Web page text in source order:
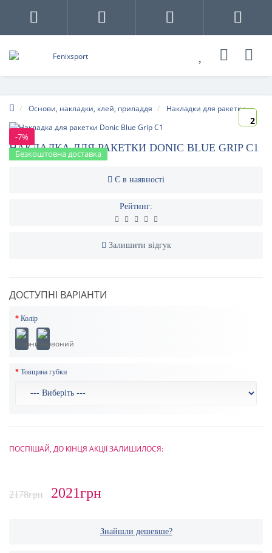
Основи, накладки, клей, приладдя Накладки для ракетки
-7%
Безкоштовна доставка
2
НАКЛАДКА ДЛЯ РАКЕТКИ DONIC BLUE GRIP C1
Є в наявності
Рейтинг:
Залишити відгук
ДОСТУПНІ ВАРІАНТИ
Колір
Товщина губки
ПОСПІШАЙ, ДО КІНЦЯ АКЦІЇ ЗАЛИШИЛОСЯ:
2178грн 2021грн
Знайшли дешевше?